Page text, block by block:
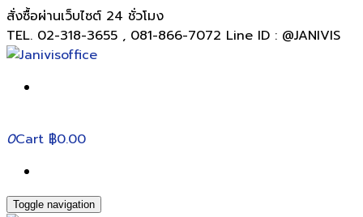
สั่งซื้อผ่านเว็บไซต์ 24 ชั่วโมง
TEL. 02-318-3655 , 081-866-7072 Line ID : @JANIVIS
0Cart ฿0.00
Toggle navigation